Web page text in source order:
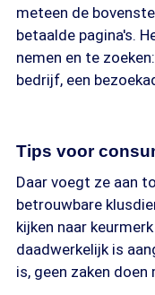
meteen de
betaalde pagina's.
nemen en te
bedrijf, een
Tips voor
Daar voegt ze aan
betrouwbare
kijken naar
daadwerkelijk is
is, geen zaken